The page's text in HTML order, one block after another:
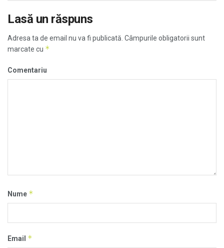
Lasă un răspuns
Adresa ta de email nu va fi publicată. Câmpurile obligatorii sunt
marcate cu *
Comentariu
Nume *
Email *